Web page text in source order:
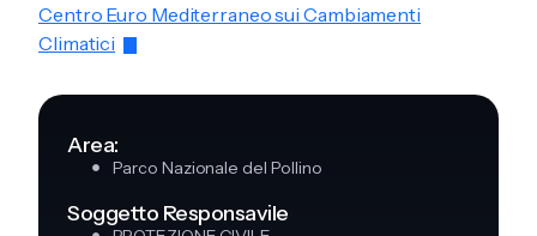
Centro Euro Mediterraneo sui Cambiamenti
Climatici
Area:
Parco Nazionale del Pollino
Soggetto Responsavile